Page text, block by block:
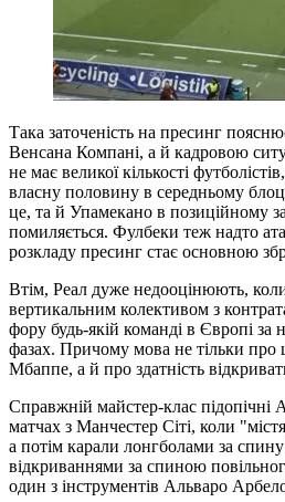
Така заточеність на пресинг
Венсана Компані, а й кадровою
не має великої кількості
власну половину в середньому
це, та й Упамекано в позиційному
помиляється. Фулбеки теж надто
розкладу пресинг стає основною
Втім, Реал дуже недооцінюють,
вертикальним колективом з
фору будь-якій команді в Європі за
фазах. Причому мова не тільки про
Мбаппе, а й про здатність
Справжній майстер-клас підопічні
матчах з Манчестер Сіті, коли
а потім карали лонгболами за
відкриваннями за спиною
один з інструментів Альваро